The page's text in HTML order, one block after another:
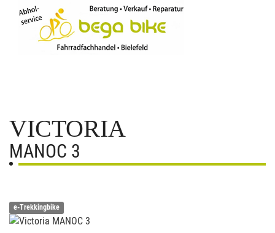
VICTORIA
MANOC 3
e-Trekkingbike